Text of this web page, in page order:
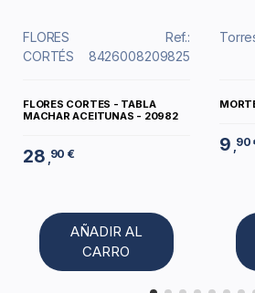
FLORES
CORTÉS
Ref.:
8426008209825
FLORES CORTES - TABLA
MACHAR ACEITUNAS - 20982
28 ,90 €
AÑADIR AL
CARRO
9 ,90